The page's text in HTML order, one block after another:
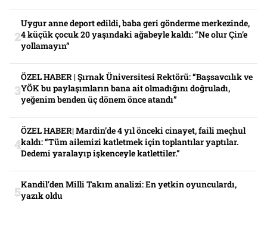
Uygur anne deport edildi, baba geri gönderme merkezinde,
4 küçük çocuk 20 yaşındaki ağabeyle kaldı: “Ne olur Çin’e
yollamayın”
ÖZEL HABER | Şırnak Üniversitesi Rektörü: “Başsavcılık ve
YÖK bu paylaşımların bana ait olmadığını doğruladı,
yeğenim benden üç dönem önce atandı”
ÖZEL HABER| Mardin’de 4 yıl önceki cinayet, faili meçhul
kaldı: “Tüm ailemizi katletmek için toplantılar yaptılar.
Dedemi yaralayıp işkenceyle katlettiler.”
Kandil’den Milli Takım analizi: En yetkin oyunculardı,
yazık oldu